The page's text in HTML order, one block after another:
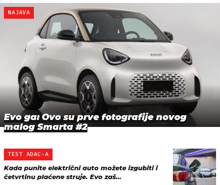
NAJAVA
Evo ga: Ovo su prve fotografije novog
malog Smarta #2
TEST ADAC-A
Kada punite električni auto možete izgubiti i
četvrtinu plaćene struje. Evo zaš…